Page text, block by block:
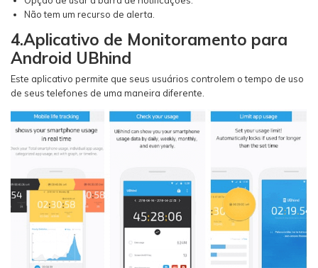
Não tem um recurso de alerta.
4.Aplicativo de Monitoramento para
Android UBhind
Este aplicativo permite que seus usuários controlem o tempo de uso
de seus telefones de uma maneira diferente.